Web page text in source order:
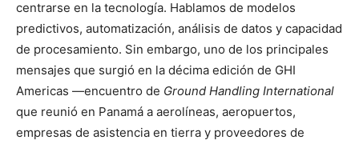
centrarse en la tecnología. Hablamos de modelos
predictivos, automatización, análisis de datos y capacidad
de procesamiento. Sin embargo, uno de los principales
mensajes que surgió en la décima edición de GHI
Americas —encuentro de Ground Handling International
que reunió en Panamá a aerolíneas, aeropuertos,
empresas de asistencia en tierra y proveedores de